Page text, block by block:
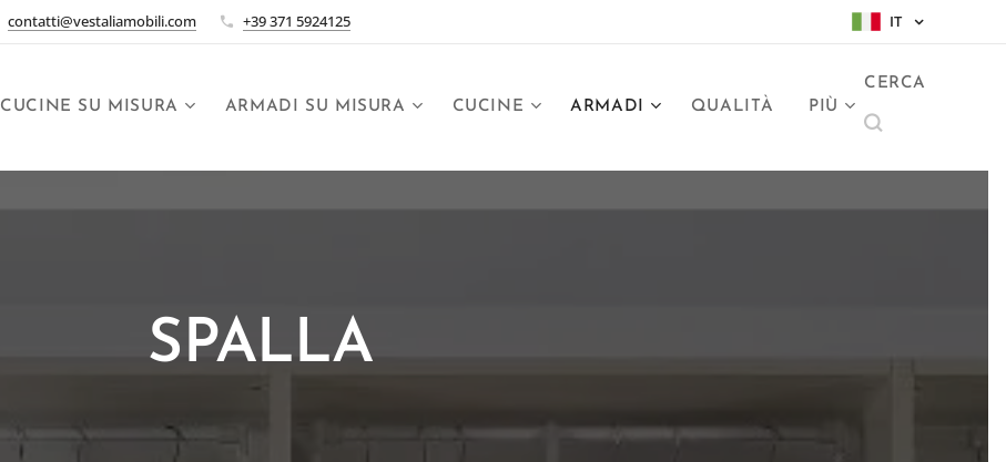
contatti@vestaliamobili.com +39 371 5924125 IT
CUCINE SU MISURA ARMADI SU MISURA CUCINE ARMADI QUALITÀ PIÙ
CERCA
SPALLA